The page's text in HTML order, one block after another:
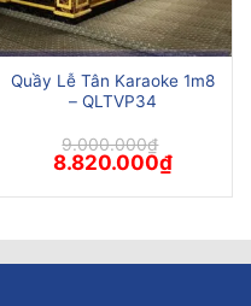
Quầy Lễ Tân Karaoke 1m8
– QLTVP34
9.000.000₫
Giá
gốc
là:
8.820.000₫Giá
tại